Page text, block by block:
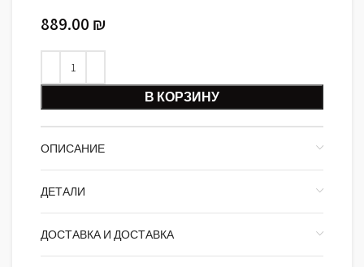
889.00 ₪
В КОРЗИНУ
ОПИСАНИЕ
ДЕТАЛИ
ДОСТАВКА И ДОСТАВКА